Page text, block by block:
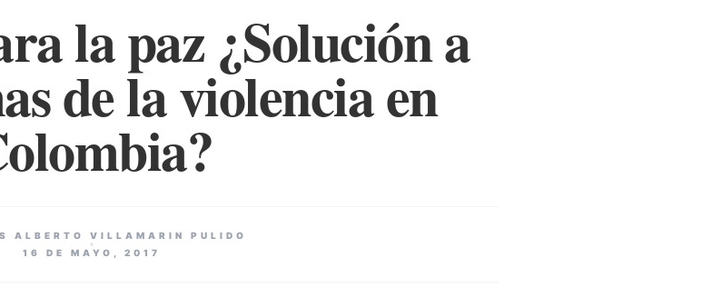
la paz ¿Solución a
de la violencia en
ALBERTO VILLAMARIN PULIDO
16 DE MAYO, 2017